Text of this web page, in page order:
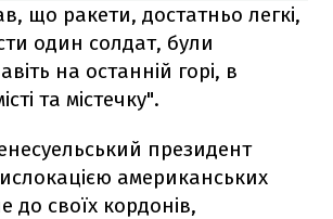
що ракети, достатньо легкі,
один солдат, були
на останній горі, в
та містечку".
президент
американських
до своїх кордонів,